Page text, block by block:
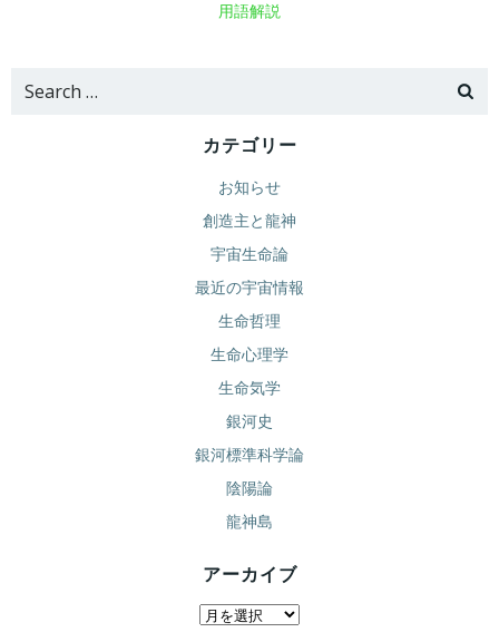
用語解説
Search
カテゴリー
お知らせ
創造主と龍神
宇宙生命論
最近の宇宙情報
生命哲理
生命心理学
生命気学
銀河史
銀河標準科学論
陰陽論
龍神島
アーカイブ
ア